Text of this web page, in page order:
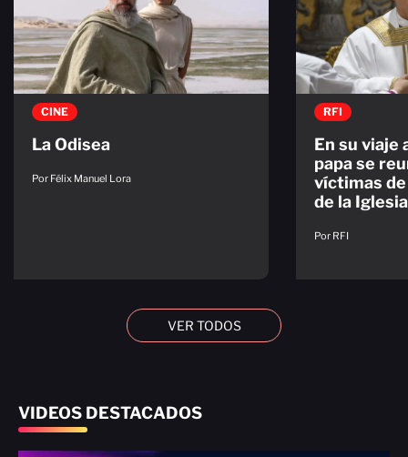
CINE
La Odisea
Por Félix Manuel Lora
RFI
En su viaje
papa se
víctimas
de la Iglesia
Por RFI
VER TODOS
VIDEOS DESTACADOS